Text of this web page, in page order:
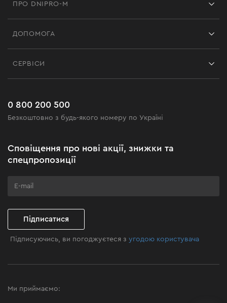
ПРО DNIPRO-M
Чорна п'ятниця
Клуб майстерності
ДОПОМОГА
Поширені запитання
СЕРВІСИ
0 800 200 500
Безкоштовно з будь-якого номеру по Україні
Сповіщення про нові акції, знижки та
спецпропозиції
Підписатися
Підписуючись, ви погоджуєтеся зугодою користувача
Ми приймаємо: